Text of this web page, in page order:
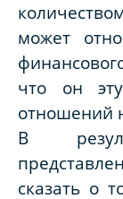
может
что он
отношений
В
сказать о